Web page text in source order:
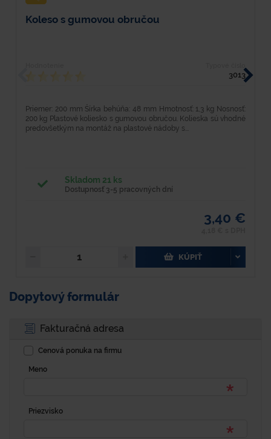
Koleso s gumovou obručou
3013
Priemer: 200 mm Šírka behúňa: 48 mm Hmotnosť: 1,3 kg Nosnosť:
200 kg Plastové koliesko s gumovou obručou. Kolieska sú vhodné
predovšetkým na montáž na plastové nádoby s...
Skladom 21 ks
Dostupnosť 3-5 pracovných dní
3,40 €
KÚPIŤ
Dopytový formulár
Fakturačná adresa
Cenová ponuka na firmu
Meno
Priezvisko